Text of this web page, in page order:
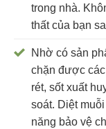
trong nhà.
thất của bạn
Nhờ có sản
chặn được
rét, sốt xuất
soát. Diệt
năng bảo vệ